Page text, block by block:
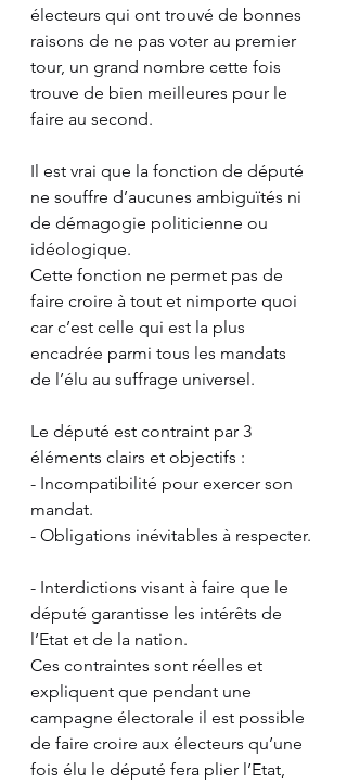
électeurs qui ont trouvé de bonnes
raisons de ne pas voter au premier
tour, un grand nombre cette fois
trouve de bien meilleures pour le
faire au second.
Il est vrai que la fonction de député
ne souffre d’aucunes ambiguïtés ni
de démagogie politicienne ou
idéologique.
Cette fonction ne permet pas de
faire croire à tout et nimporte quoi
car c’est celle qui est la plus
encadrée parmi tous les mandats
de l’élu au suffrage universel.
Le député est contraint par 3
éléments clairs et objectifs :
- Incompatibilité pour exercer son
mandat.
- Obligations inévitables à respecter.
- Interdictions visant à faire que le
député garantisse les intérêts de
l’Etat et de la nation.
Ces contraintes sont réelles et
expliquent que pendant une
campagne électorale il est possible
de faire croire aux électeurs qu’une
fois élu le député fera plier l’Etat,